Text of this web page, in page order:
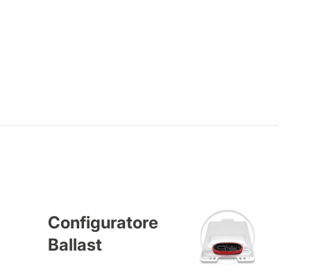
Configuratore
Ballast